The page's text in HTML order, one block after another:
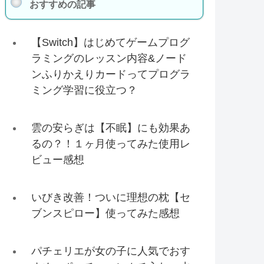
おすすめの記事
【Switch】はじめてゲームプログ
ラミングのレッスン内容&ノード
ンふりかえりカードってプログラ
ミング学習に役立つ？
雲の安らぎは【不眠】にも効果あ
るの？！１ヶ月使ってみた使用レ
ビュー感想
いびき改善！ついに理想の枕【セ
ブンスピロー】使ってみた感想
パチェリエが女の子に人気でおす